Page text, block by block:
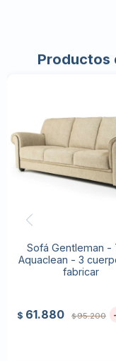
Productos
Sofá Gentleman -
Aquaclean - 3
fabricar
$ 61.880 $95.200